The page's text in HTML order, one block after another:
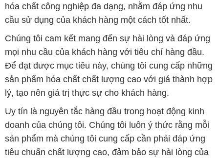
hóa chất công nghiệp đa dạng, nhằm đáp ứng nhu
cầu sử dụng của khách hàng một cách tốt nhất.
Chúng tôi cam kết mang đến sự hài lòng và đáp ứng
mọi nhu cầu của khách hàng với tiêu chí hàng đầu.
Để đạt được mục tiêu này, chúng tôi cung cấp những
sản phẩm hóa chất chất lượng cao với giá thành hợp
lý, tạo nên giá trị thực sự cho khách hàng.
Uy tín là nguyên tắc hàng đầu trong hoạt động kinh
doanh của chúng tôi. Chúng tôi luôn ý thức rằng mỗi
sản phẩm mà chúng tôi cung cấp cần phải đáp ứng
tiêu chuẩn chất lượng cao, đảm bảo sự hài lòng của